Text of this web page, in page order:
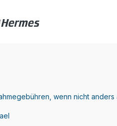
wenn nicht